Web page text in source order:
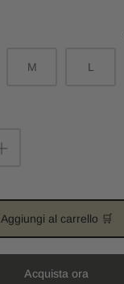
M L
Aggiungi al carrello 🛒
Acquista ora